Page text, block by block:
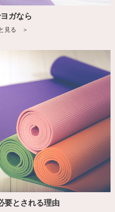
ガなら
見る ＞
要とされる理由